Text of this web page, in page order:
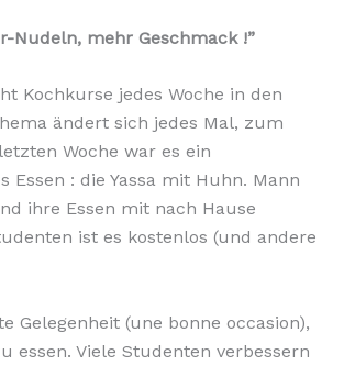
Nudeln, mehr Geschmack !”
Kochkurse jedes Woche in den
ändert sich jedes Mal, zum
Woche war es ein
Essen : die Yassa mit Huhn. Mann
ihre Essen mit nach Hause
ist es kostenlos (und andere
Gelegenheit (une bonne occasion),
essen. Viele Studenten verbessern